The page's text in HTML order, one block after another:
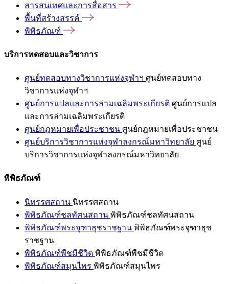
สารสนเทศและการสื่อสาร
พื้นที่สร้างสรรค์
พิพิธภัณฑ์
บริการทดสอบและวิชาการ
ศูนย์ทดสอบทางวิชาการแห่งจุฬาฯ ศูนย์ทดสอบทาง
วิชาการแห่งจุฬาฯ
ศูนย์การแปลและการล่ามเฉลิมพระเกียรติ ศูนย์การแปล
และการล่ามเฉลิมพระเกียรติ
ศูนย์กฎหมายเพื่อประชาชน ศูนย์กฎหมายเพื่อประชาชน
ศูนย์บริการวิชาการแห่งจุฬาลงกรณ์มหาวิทยาลัย ศูนย์
บริการวิชาการแห่งจุฬาลงกรณ์มหาวิทยาลัย
พิพิธภัณฑ์
นิทรรศสถาน นิทรรศสถาน
พิพิธภัณฑ์ชลทัศนสถาน พิพิธภัณฑ์ชลทัศนสถาน
พิพิธภัณฑ์พระจุฑาธุชราชฐาน พิพิธภัณฑ์พระจุฑาธุช
ราชฐาน
พิพิธภัณฑ์พืชมีชีวิต พิพิธภัณฑ์พืชมีชีวิต
พิพิธภัณฑ์สมุนไพร พิพิธภัณฑ์สมุนไพร